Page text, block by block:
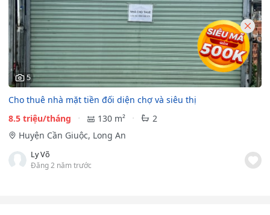
5
Cho thuê nhà mặt tiền đối diện chợ và siêu thị
8.5 triệu/tháng
130 m²
2
Huyện Cần Giuộc, Long An
Ly Võ
Đăng 2 năm trước